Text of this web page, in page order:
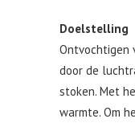
Doelstelling
Ontvochtigen
door de
stoken. Met
warmte. Om